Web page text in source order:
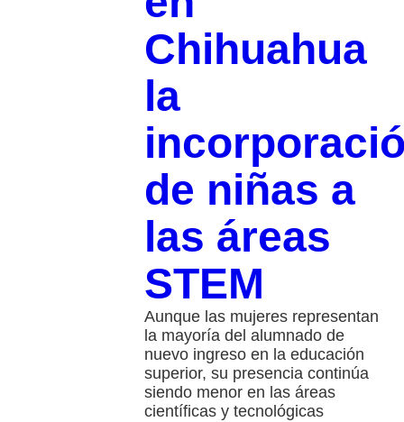
Chihuahua
la
de niñas a
las áreas
STEM
Aunque las mujeres representan
la mayoría del alumnado de
nuevo ingreso en la educación
superior, su presencia continúa
siendo menor en las áreas
científicas y tecnológicas